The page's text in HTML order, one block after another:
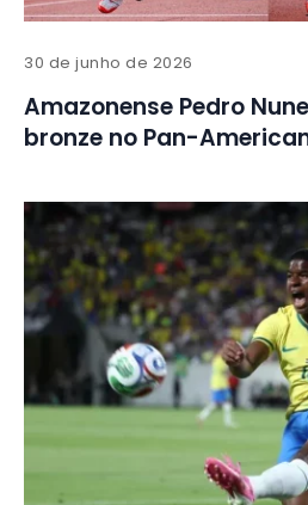
30 de junho de 2026
Amazonense Pedro
bronze no Pan-